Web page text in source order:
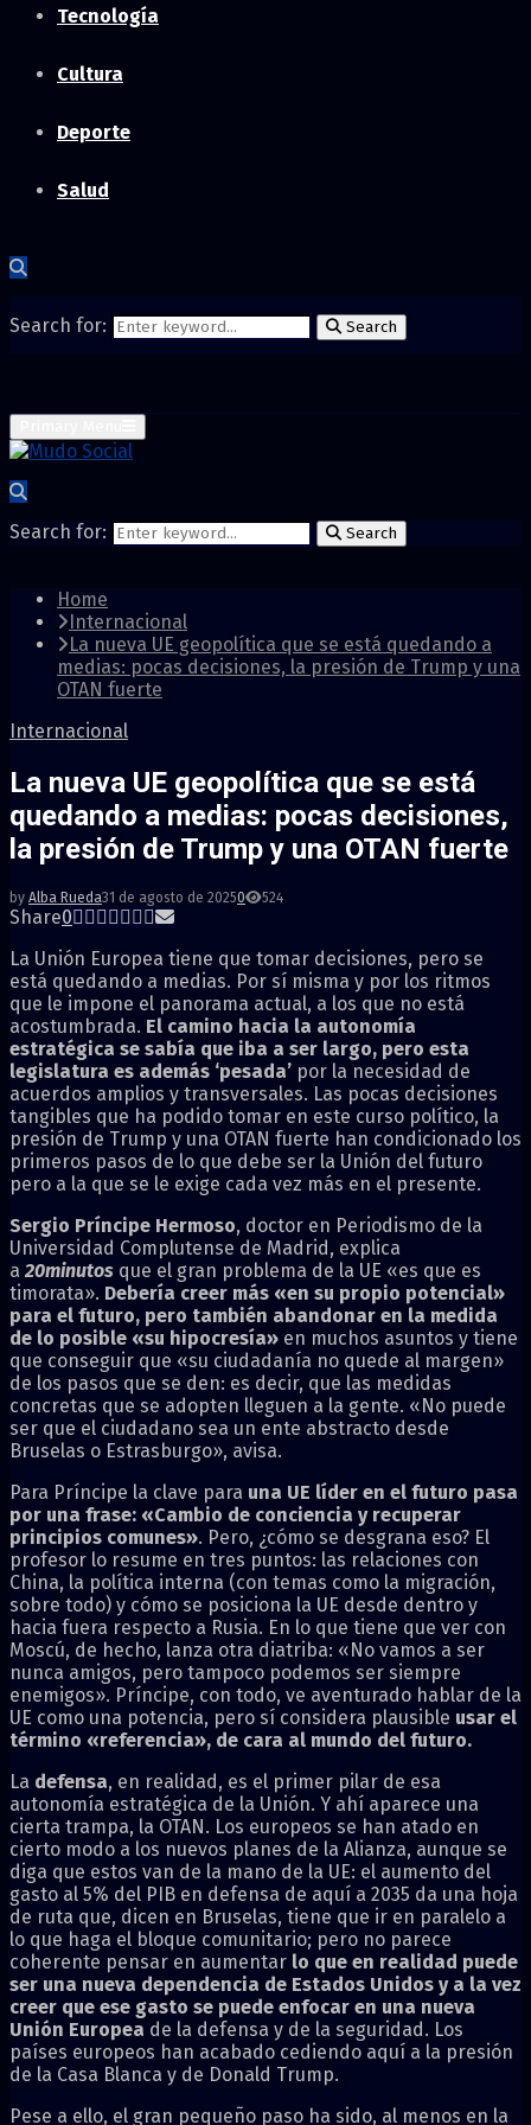
Tecnología
Cultura
Deporte
Salud
Search for: Search
Search for: Search
Home
Internacional
La nueva UE geopolítica que se está quedando a
medias: pocas decisiones, la presión de Trump y una
OTAN fuerte
Internacional
La nueva UE geopolítica que se está
quedando a medias: pocas decisiones,
la presión de Trump y una OTAN fuerte
by Alba Rueda31 de agosto de 20250 524
Share0
La Unión Europea tiene que tomar decisiones, pero se
está quedando a medias. Por sí misma y por los ritmos
que le impone el panorama actual, a los que no está
acostumbrada. El camino hacia la autonomía
estratégica se sabía que iba a ser largo, pero esta
legislatura es además ‘pesada’ por la necesidad de
acuerdos amplios y transversales. Las pocas decisiones
tangibles que ha podido tomar en este curso político, la
presión de Trump y una OTAN fuerte han condicionado los
primeros pasos de lo que debe ser la Unión del futuro
pero a la que se le exige cada vez más en el presente.
Sergio Príncipe Hermoso, doctor en Periodismo de la
Universidad Complutense de Madrid, explica
a 20minutos que el gran problema de la UE «es que es
timorata». Debería creer más «en su propio potencial»
para el futuro, pero también abandonar en la medida
de lo posible «su hipocresía» en muchos asuntos y tiene
que conseguir que «su ciudadanía no quede al margen»
de los pasos que se den: es decir, que las medidas
concretas que se adopten lleguen a la gente. «No puede
ser que el ciudadano sea un ente abstracto desde
Bruselas o Estrasburgo», avisa.
Para Príncipe la clave para una UE líder en el futuro pasa
por una frase: «Cambio de conciencia y recuperar
principios comunes». Pero, ¿cómo se desgrana eso? El
profesor lo resume en tres puntos: las relaciones con
China, la política interna (con temas como la migración,
sobre todo) y cómo se posiciona la UE desde dentro y
hacia fuera respecto a Rusia. En lo que tiene que ver con
Moscú, de hecho, lanza otra diatriba: «No vamos a ser
nunca amigos, pero tampoco podemos ser siempre
enemigos». Príncipe, con todo, ve aventurado hablar de la
UE como una potencia, pero sí considera plausible usar el
término «referencia», de cara al mundo del futuro.
La defensa, en realidad, es el primer pilar de esa
autonomía estratégica de la Unión. Y ahí aparece una
cierta trampa, la OTAN. Los europeos se han atado en
cierto modo a los nuevos planes de la Alianza, aunque se
diga que estos van de la mano de la UE: el aumento del
gasto al 5% del PIB en defensa de aquí a 2035 da una hoja
de ruta que, dicen en Bruselas, tiene que ir en paralelo a
lo que haga el bloque comunitario; pero no parece
coherente pensar en aumentar lo que en realidad puede
ser una nueva dependencia de Estados Unidos y a la vez
creer que ese gasto se puede enfocar en una nueva
Unión Europea de la defensa y de la seguridad. Los
países europeos han acabado cediendo aquí a la presión
de la Casa Blanca y de Donald Trump.
Pese a ello, el gran pequeño paso ha sido, al menos en la